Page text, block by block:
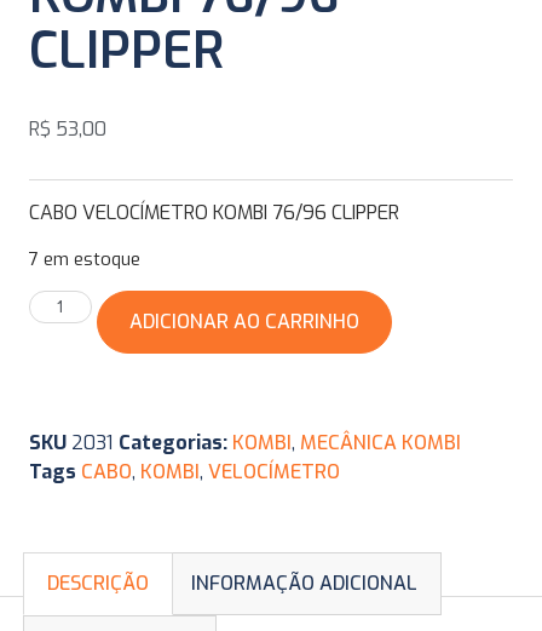
CLIPPER
R$ 53,00
CABO VELOCÍMETRO KOMBI 76/96 CLIPPER
7 em estoque
ADICIONAR AO CARRINHO
SKU 2031 Categorias: KOMBI, MECÂNICA KOMBI
Tags CABO, KOMBI, VELOCÍMETRO
DESCRIÇÃO INFORMAÇÃO ADICIONAL